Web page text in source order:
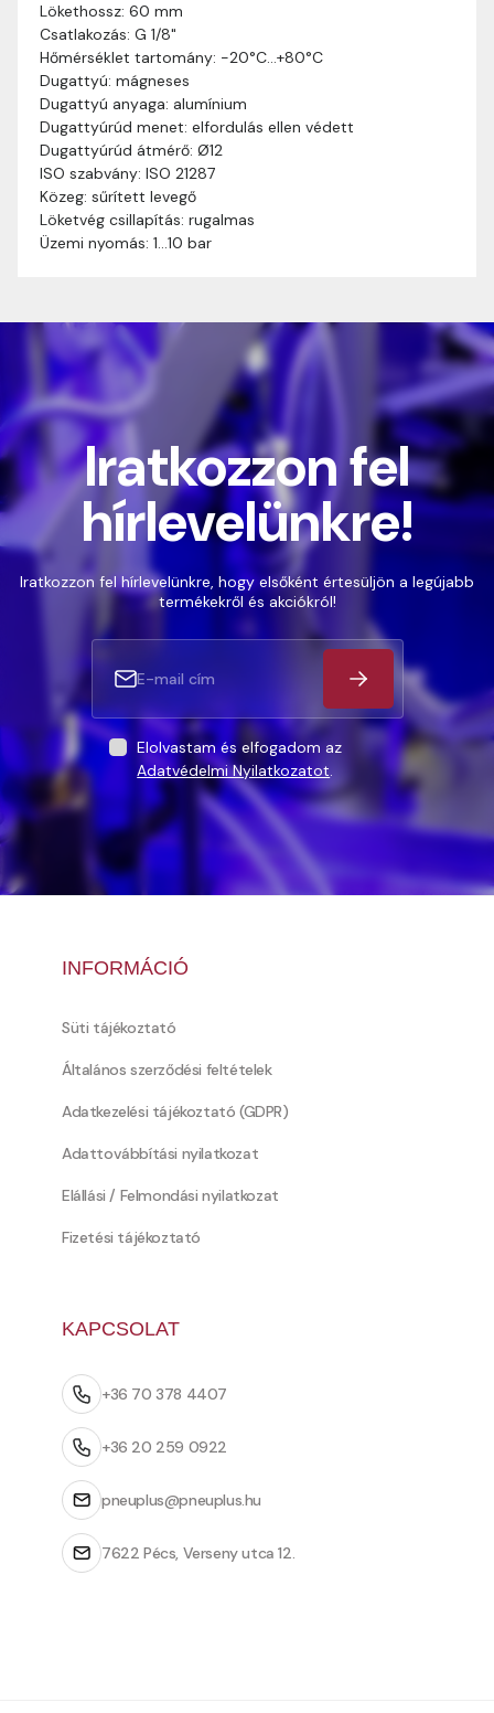
Lökethossz: 60 mm
Csatlakozás: G 1/8"
Hőmérséklet tartomány: -20°C…+80°C
Dugattyú: mágneses
Dugattyú anyaga: alumínium
Dugattyúrúd menet: elfordulás ellen védett
Dugattyúrúd átmérő: Ø12
ISO szabvány: ISO 21287
Közeg: sűrített levegő
Löketvég csillapítás: rugalmas
Üzemi nyomás: 1…10 bar
Szállítási idő:
munkanapon belül kézbesítjük. Amennyiben
valamilyen okból kifolyólag a szállítás hosszabb
ideig tart, előre értesítünk benneteket.
Szállítási díj: A szállítási díj függ a termék súlyától
és a szállítási cím távolságától. A pontos szállítási
díjat a vásárlás folyamata során megtekinthetitek,
mielőtt a rendelést véglegesítitek.
Iratkozzon fel
hírlevelünkre!
Iratkozzon fel hírlevelünkre, hogy elsőként értesüljön a legújabb
termékekről és akciókról!
Elolvastam és elfogadom az
Adatvédelmi Nyilatkozatot.
INFORMÁCIÓ
Süti tájékoztató
Általános szerződési feltételek
Adatkezelési tájékoztató (GDPR)
Adattovábbítási nyilatkozat
Elállási / Felmondási nyilatkozat
Fizetési tájékoztató
KAPCSOLAT
+36 70 378 4407
+36 20 259 0922
pneuplus@pneuplus.hu
7622 Pécs, Verseny utca 12.